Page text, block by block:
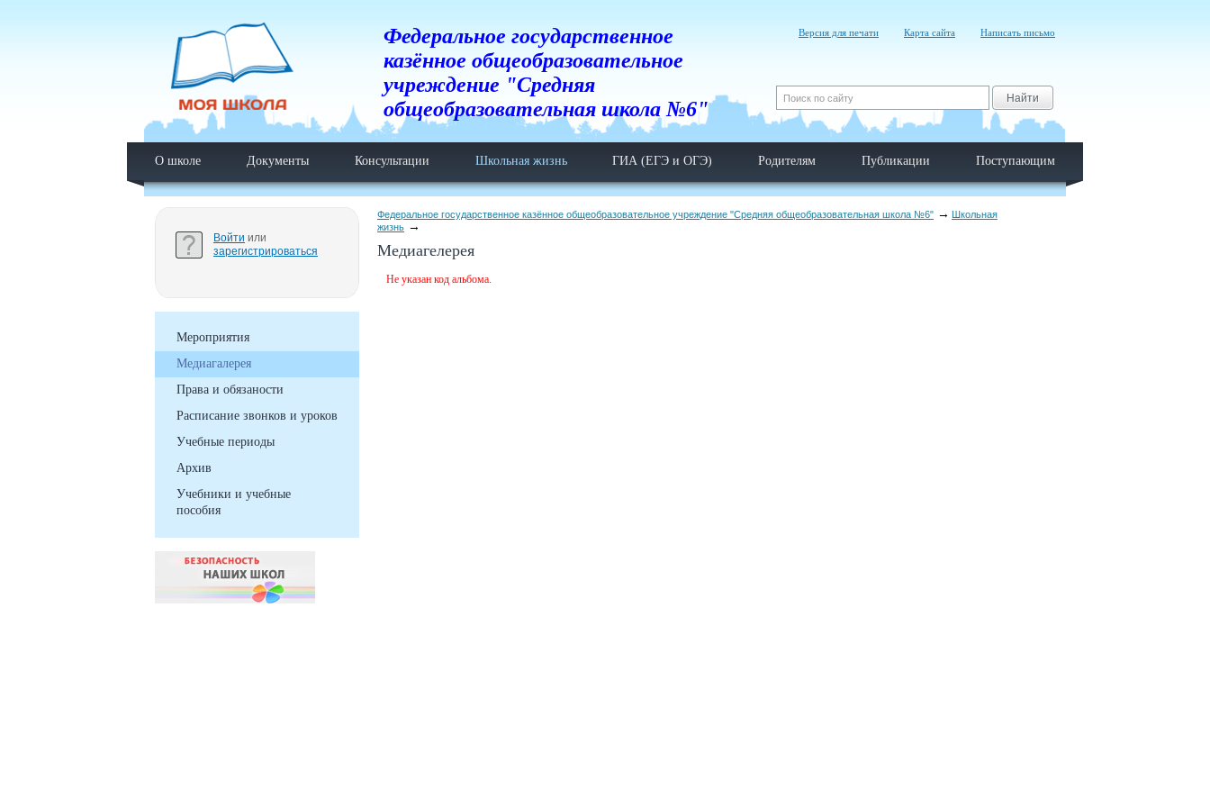
Версия для печати Карта сайта Написать письмо
Найти
Федеральное государственное
казённое общеобразовательное
учреждение "Средняя
общеобразовательная школа №6"
О школе Документы Консультации Школьная жизнь ГИА (ЕГЭ и ОГЭ) Родителям Публикации Поступающим
Войти или
зарегистрироваться
Мероприятия
Медиагалерея
Права и обязаности
Расписание звонков и уроков
Учебные периоды
Архив
Учебники и учебные
пособия
Федеральное государственное казённое общеобразовательное учреждение "Средняя общеобразовательная школа №6"
Школьная
жизнь
Медиагелерея
Не указан код альбома.